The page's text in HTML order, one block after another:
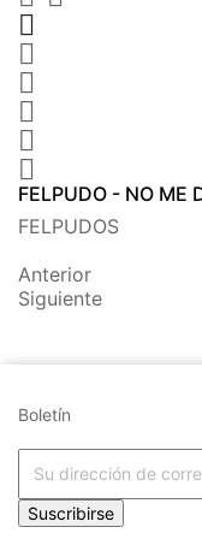






FELPUDO - NO ME
FELPUDOS
Anterior
Siguiente
Boletín
Suscribirse